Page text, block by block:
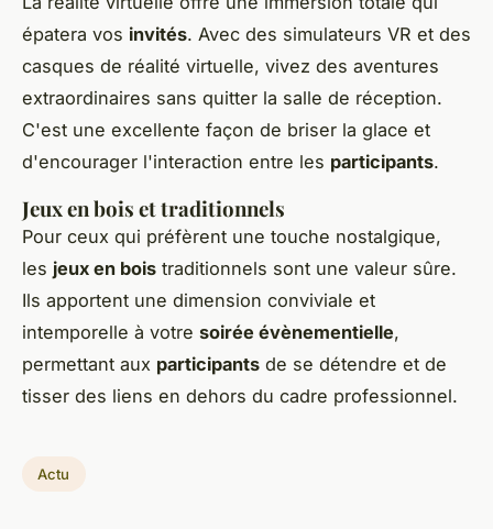
épatera vos invités. Avec des simulateurs VR et des
casques de réalité virtuelle, vivez des aventures
extraordinaires sans quitter la salle de réception.
C'est une excellente façon de briser la glace et
d'encourager l'interaction entre les participants.
Jeux en bois et traditionnels
Pour ceux qui préfèrent une touche nostalgique,
les jeux en bois traditionnels sont une valeur sûre.
Ils apportent une dimension conviviale et
intemporelle à votre soirée évènementielle,
permettant aux participants de se détendre et de
tisser des liens en dehors du cadre professionnel.
Actu